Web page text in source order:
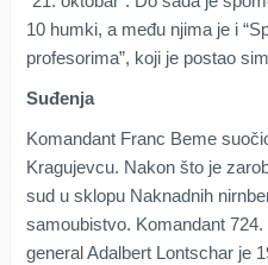
10 humki, a među njima je i
profesorima”, koji je postao
Suđenja
Komandant Franc Beme
Kragujevcu. Nakon što je
sud u sklopu Naknadnih
samoubistvo. Komandant
general Adalbert Lontschar je